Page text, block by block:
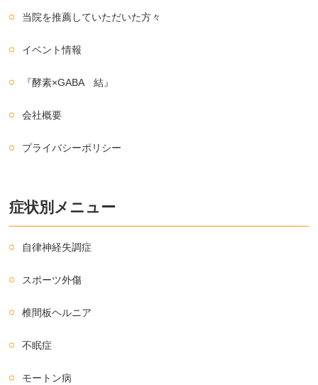
当院を推薦していただいた方々
イベント情報
『酵素×GABA 結』
会社概要
プライバシーポリシー
症状別メニュー
自律神経失調症
スポーツ外傷
椎間板ヘルニア
不眠症
モートン病